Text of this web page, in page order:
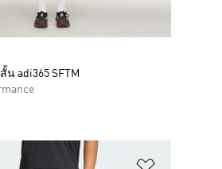
น adi365 SFTM
รสินค้าโปรด